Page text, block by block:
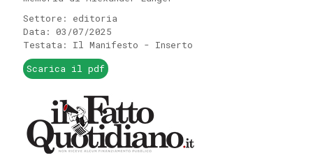
Settore: editoria
Data: 03/07/2025
Testata: Il Manifesto - Inserto
Scarica il pdf